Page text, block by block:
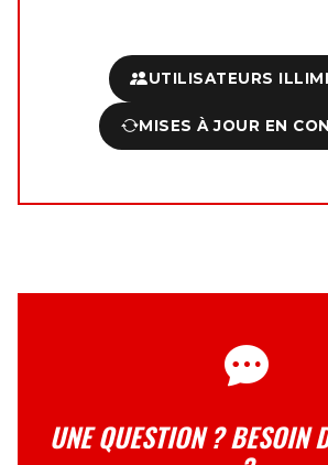
UTILISATEURS
MISES À JOUR EN
UNE QUESTION ? BESOIN